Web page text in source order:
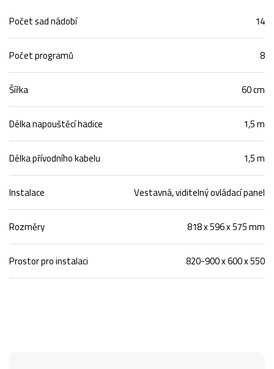
Počet sad nádobí
14
Počet programů
8
Šířka
60 cm
Délka napouštěcí hadice
1,5 m
Délka přívodního kabelu
1,5 m
Instalace
Vestavná, viditelný ovládací panel
Rozměry
818 x 596 x 575 mm
Prostor pro instalaci
820-900 x 600 x 550